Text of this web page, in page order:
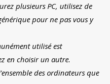
plusieurs PC, utilisez de
pour ne pas vous y
utilisé est
en choisir un autre.
des ordinateurs que